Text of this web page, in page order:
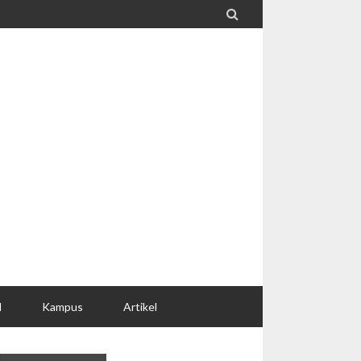

Kampus Artikel